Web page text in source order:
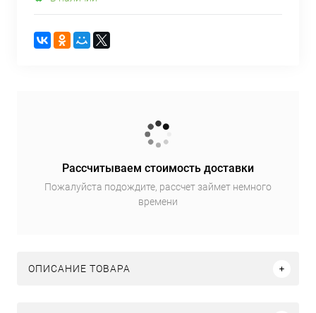
Рассчитываем стоимость доставки
Пожалуйста подождите, рассчет займет немного
времени
ОПИСАНИЕ ТОВАРА